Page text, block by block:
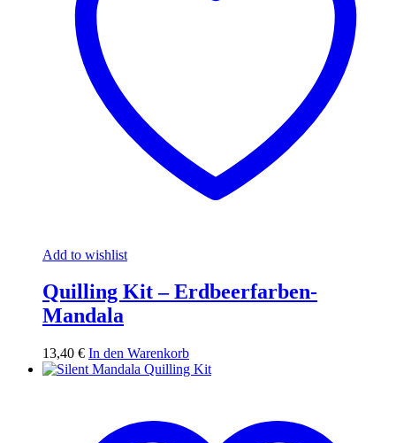
Add to wishlist
Quilling Kit – Erdbeerfarben-
Mandala
13,40 € In den Warenkorb